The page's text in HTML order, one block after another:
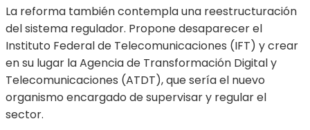
La reforma también contempla una reestructuración
del sistema regulador. Propone desaparecer el
Instituto Federal de Telecomunicaciones (IFT) y crear
en su lugar la Agencia de Transformación Digital y
Telecomunicaciones (ATDT), que sería el nuevo
organismo encargado de supervisar y regular el
sector.